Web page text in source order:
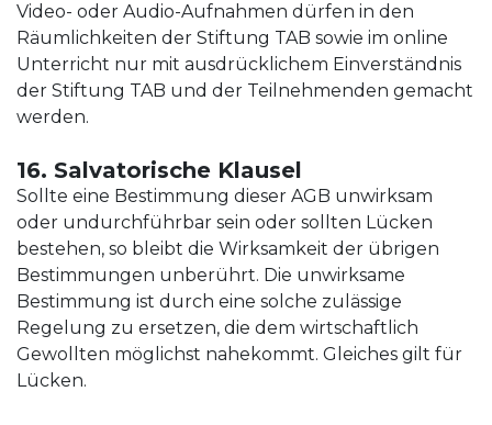
Video- oder Audio-Aufnahmen dürfen in den
Räumlichkeiten der Stiftung TAB sowie im online
Unterricht nur mit ausdrücklichem Einverständnis
der Stiftung TAB und der Teilnehmenden gemacht
werden.
16. Salvatorische Klausel
Sollte eine Bestimmung dieser AGB unwirksam
oder undurchführbar sein oder sollten Lücken
bestehen, so bleibt die Wirksamkeit der übrigen
Bestimmungen unberührt. Die unwirksame
Bestimmung ist durch eine solche zulässige
Regelung zu ersetzen, die dem wirtschaftlich
Gewollten möglichst nahekommt. Gleiches gilt für
Lücken.